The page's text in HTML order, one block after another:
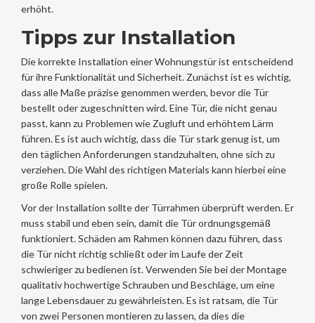
erhöht.
Tipps zur Installation
Die korrekte Installation einer Wohnungstür ist entscheidend
für ihre Funktionalität und Sicherheit. Zunächst ist es wichtig,
dass alle Maße präzise genommen werden, bevor die Tür
bestellt oder zugeschnitten wird. Eine Tür, die nicht genau
passt, kann zu Problemen wie Zugluft und erhöhtem Lärm
führen. Es ist auch wichtig, dass die Tür stark genug ist, um
den täglichen Anforderungen standzuhalten, ohne sich zu
verziehen. Die Wahl des richtigen Materials kann hierbei eine
große Rolle spielen.
Vor der Installation sollte der Türrahmen überprüft werden. Er
muss stabil und eben sein, damit die Tür ordnungsgemäß
funktioniert. Schäden am Rahmen können dazu führen, dass
die Tür nicht richtig schließt oder im Laufe der Zeit
schwieriger zu bedienen ist. Verwenden Sie bei der Montage
qualitativ hochwertige Schrauben und Beschläge, um eine
lange Lebensdauer zu gewährleisten. Es ist ratsam, die Tür
von zwei Personen montieren zu lassen, da dies die